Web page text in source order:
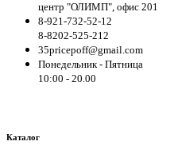
центр "ОЛИМП", офис 201
8-921-732-52-12
8-8202-525-212
35pricepoff@gmail.com
Понедельник - Пятница
10:00 - 20.00
Каталог